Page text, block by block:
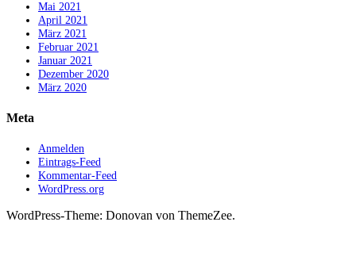
Mai 2021
April 2021
März 2021
Februar 2021
Januar 2021
Dezember 2020
März 2020
Meta
Anmelden
Eintrags-Feed
Kommentar-Feed
WordPress.org
WordPress-Theme: Donovan von ThemeZee.